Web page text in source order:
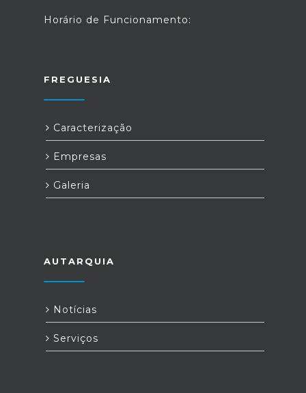
Horário de Funcionamento:
FREGUESIA
Caracterização
Empresas
Galeria
AUTARQUIA
Notícias
Serviços